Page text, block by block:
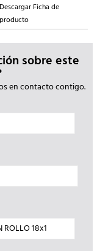
Descargar Ficha de
producto
sobre este
en contacto contigo.